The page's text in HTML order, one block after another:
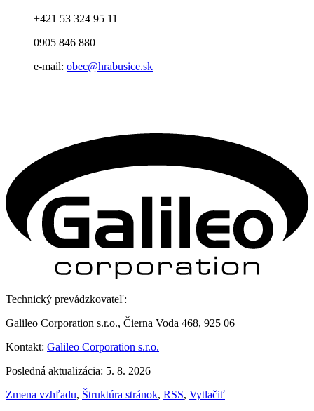
+421 53 324 95 11
0905 846 880
e-mail: obec@hrabusice.sk
Technický prevádzkovateľ:
Galileo Corporation s.r.o., Čierna Voda 468, 925 06
Kontakt: Galileo Corporation s.r.o.
Posledná aktualizácia: 5. 8. 2026
Zmena vzhľadu, Štruktúra stránok, RSS, Vytlačiť